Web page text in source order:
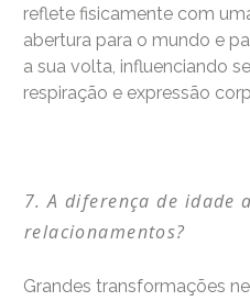
reflete fisicamente com
abertura para o mundo e
a sua volta, influenciando
respiração e expressão
A diferença de idade
relacionamentos?
Grandes transformações